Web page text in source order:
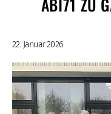
22. Januar 2026